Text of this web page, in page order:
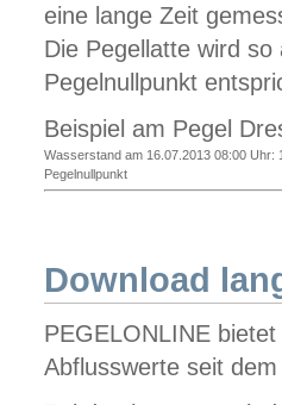
eine lange Zeit
Die Pegellatte wird
Pegelnullpunkt
Beispiel am Pegel
Wasserstand am 16.07.2013 08:00 Uhr:
Pegelnullpunkt
Download
PEGELONLINE
Abflusswerte seit